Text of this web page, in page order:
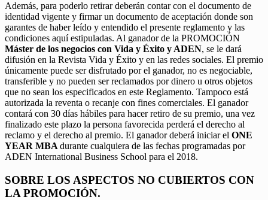
Además, para poderlo retirar deberán contar con el documento de
identidad vigente y firmar un documento de aceptación donde son
garantes de haber leído y entendido el presente reglamento y las
condiciones aquí estipuladas. Al ganador de la PROMOCIÓN
Máster de los negocios con Vida y Éxito y ADEN, se le dará
difusión en la Revista Vida y Éxito y en las redes sociales. El premio
únicamente puede ser disfrutado por el ganador, no es negociable,
transferible y no pueden ser reclamados por dinero u otros objetos
que no sean los especificados en este Reglamento. Tampoco está
autorizada la reventa o recanje con fines comerciales. El ganador
contará con 30 días hábiles para hacer retiro de su premio, una vez
finalizado este plazo la persona favorecida perderá el derecho al
reclamo y el derecho al premio. El ganador deberá iniciar el ONE
YEAR MBA durante cualquiera de las fechas programadas por
ADEN International Business School para el 2018.
SOBRE LOS ASPECTOS NO CUBIERTOS CON
LA PROMOCIÓN.